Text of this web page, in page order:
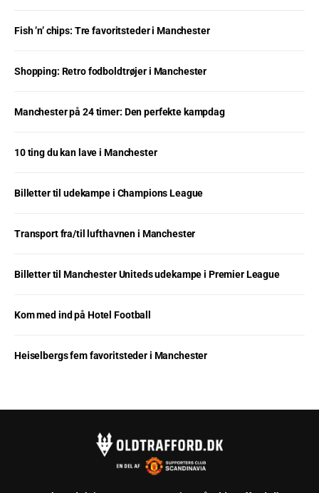
Fish ’n’ chips: Tre favoritsteder i Manchester
Shopping: Retro fodboldtrøjer i Manchester
Manchester på 24 timer: Den perfekte kampdag
10 ting du kan lave i Manchester
Billetter til udekampe i Champions League
Transport fra/til lufthavnen i Manchester
Billetter til Manchester Uniteds udekampe i Premier League
Kom med ind på Hotel Football
Heiselbergs fem favoritsteder i Manchester